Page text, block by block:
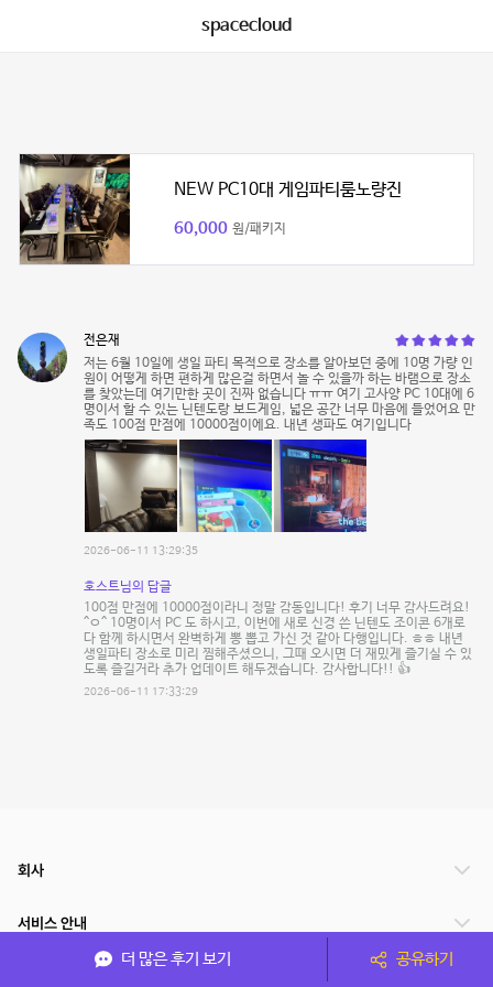
spacecloud
NEW PC10대 게임파티룸노량진
60,000 원/패키지
전은재
저는 6월 10일에 생일 파티 목적으로 장소를 알아보던 중에 10명 가량 인
원이 어떻게 하면 편하게 많은걸 하면서 놀 수 있을까 하는 바램으로 장소
를 찾았는데 여기만한 곳이 진짜 없습니다 ㅠㅠ 여기 고사양 PC 10대에 6
명이서 할 수 있는 닌텐도랑 보드게임, 넓은 공간 너무 마음에 들었어요 만
족도 100점 만점에 10000점이에요. 내년 생파도 여기입니다
2026-06-11 13:29:35
호스트님의 답글
100점 만점에 10000점이라니 정말 감동입니다! 후기 너무 감사드려요!
^ㅇ^ 10명이서 PC 도 하시고, 이번에 새로 신경 쓴 닌텐도 조이콘 6개로
다 함께 하시면서 완벽하게 뽕 뽑고 가신 것 같아 다행입니다. ㅎㅎ 내년
생일파티 장소로 미리 찜해주셨으니, 그때 오시면 더 재밌게 즐기실 수 있
도록 즐길거라 추가 업데이트 해두겠습니다. 감사합니다!! 👍
2026-06-11 17:33:29
더 많은 후기 보기 공유하기
회사
서비스 안내